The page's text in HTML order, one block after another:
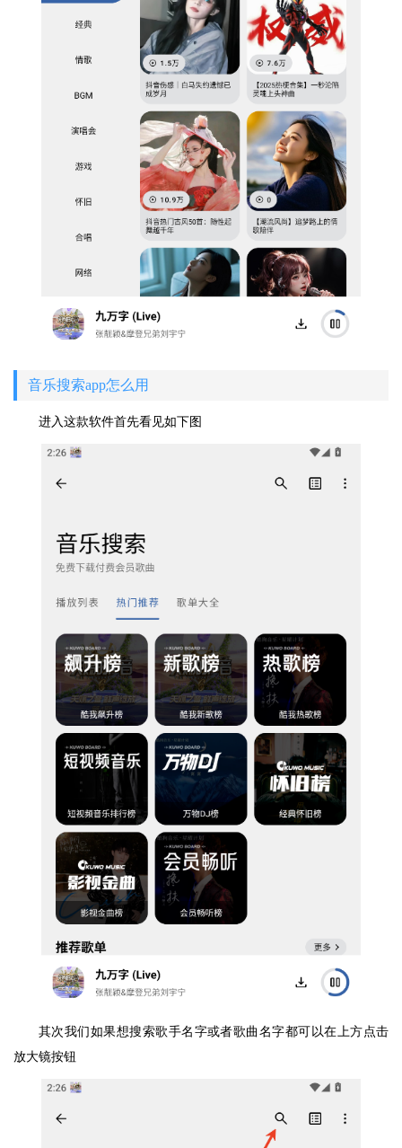
音乐搜索app怎么用
进入这款软件首先看见如下图
其次我们如果想搜索歌手名字或者歌曲名字都可以在上方点击
放大镜按钮